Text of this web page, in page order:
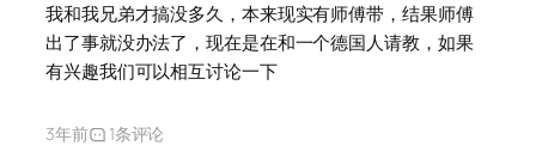
我和我兄弟才搞没多久，本来现实有师傅带，结果师傅
出了事就没办法了，现在是在和一个德国人请教，如果
有兴趣我们可以相互讨论一下
3年前 1条评论